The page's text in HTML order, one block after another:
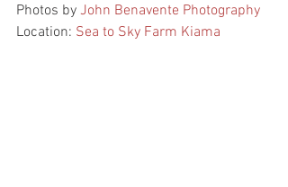
Photos by John Benavente Photography
Location: Sea to Sky Farm Kiama